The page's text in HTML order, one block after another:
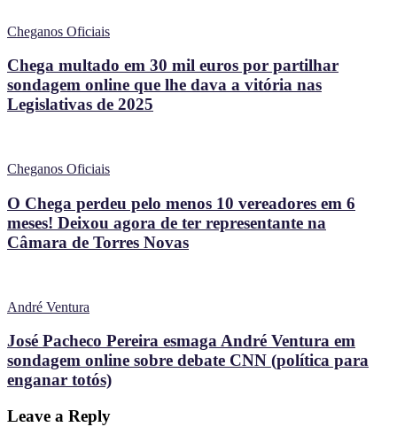
Cheganos Oficiais
Chega multado em 30 mil euros por partilhar
sondagem online que lhe dava a vitória nas
Legislativas de 2025
Cheganos Oficiais
O Chega perdeu pelo menos 10 vereadores em 6
meses! Deixou agora de ter representante na
Câmara de Torres Novas
André Ventura
José Pacheco Pereira esmaga André Ventura em
sondagem online sobre debate CNN (política para
enganar totós)
Leave a Reply